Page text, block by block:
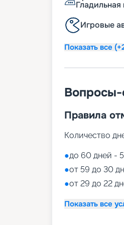
фортепиано-
Sail Lounge и
Туры на MSC
ожидают:
• променад с
• балийский
• театр
• дискотека
• казино
• Carousel
• аквапарк
• фитнес-центр;
Гладильная
Игровые
Показать все
Вопросы-
Правила
Количество
●до 60 дней -
●от 59 до 30
●от 29 до 22
Показать все